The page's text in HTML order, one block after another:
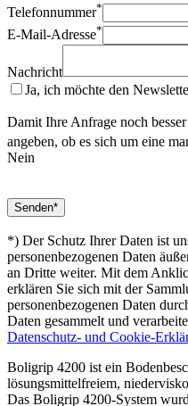
Telefonnummer*
E-Mail-Adresse*
Nachricht
Ja, ich möchte den
Damit Ihre Anfrage noch
angeben, ob es sich um eine
Nein
*) Der Schutz Ihrer Daten ist
personenbezogenen Daten
an Dritte weiter. Mit dem
erklären Sie sich mit der
personenbezogenen Daten
Daten gesammelt und
Datenschutz- und Cookie-
Boligrip 4200 ist ein
lösungsmittelfreiem,
Das Boligrip 4200-System